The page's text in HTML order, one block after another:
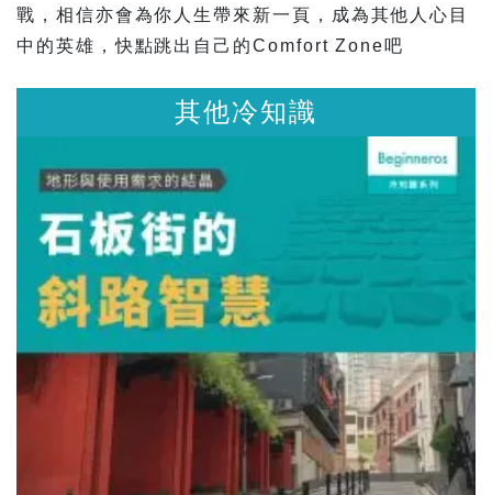
戰，相信亦會為你人生帶來新一頁，成為其他人心目
中的英雄，快點跳出自己的Comfort Zone吧
其他冷知識